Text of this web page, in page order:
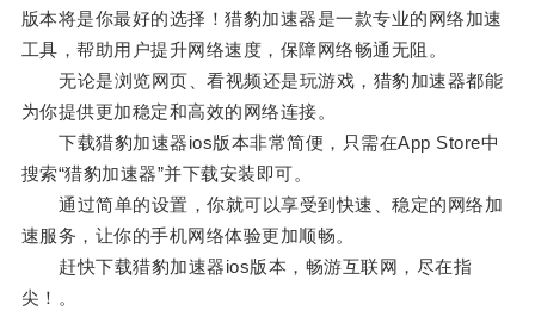
版本将是你最好的选择！猎豹加速器是一款专业的网络加速
工具，帮助用户提升网络速度，保障网络畅通无阻。
无论是浏览网页、看视频还是玩游戏，猎豹加速器都能
为你提供更加稳定和高效的网络连接。
下载猎豹加速器ios版本非常简便，只需在App Store中
搜索“猎豹加速器”并下载安装即可。
通过简单的设置，你就可以享受到快速、稳定的网络加
速服务，让你的手机网络体验更加顺畅。
赶快下载猎豹加速器ios版本，畅游互联网，尽在指
尖！。